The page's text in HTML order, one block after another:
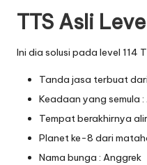
TTS Asli
Ini dia solusi pada level 114
Tanda jasa terbuat
Keadaan yang semula :
Tempat berakhirnya
Planet ke-8 dari
Nama bunga : Anggrek